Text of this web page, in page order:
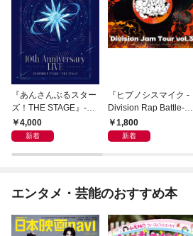
『あんさんぶるスター
ズ！THE STAGE』-10t
h Anniversary LIVE- パ
ンフレット【電子版】
4,000
新着
『ヒプノシスマイク -
Division Rap Battle-』
Rule the Stage《Divisi
on Jam Tour》vol.3 パ
1,800
新着
エンタメ・芸能のおすすめ本